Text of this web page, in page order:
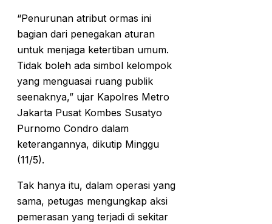
“Penurunan atribut ormas ini
bagian dari penegakan aturan
untuk menjaga ketertiban umum.
Tidak boleh ada simbol kelompok
yang menguasai ruang publik
seenaknya,” ujar Kapolres Metro
Jakarta Pusat Kombes Susatyo
Purnomo Condro dalam
keterangannya, dikutip Minggu
(11/5).
Tak hanya itu, dalam operasi yang
sama, petugas mengungkap aksi
pemerasan yang terjadi di sekitar